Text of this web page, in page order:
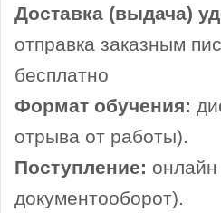
Доставка (выдача)
отправка заказным
бесплатно
Формат обучения:
отрыва от работы).
Поступление:
документооборот).